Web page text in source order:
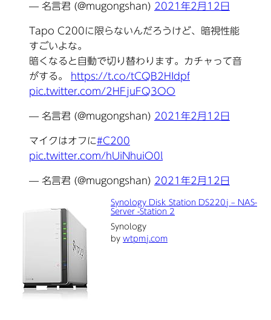
— 名言君 (@mugongshan) 2021年2月12日
Tapo C200に限らないんだろうけど、暗視性能
すごいよな。
暗くなると自動で切り替わります。カチャって音
がする。
https://t.co/tCQB2HIdpf
pic.twitter.com/2HFjuFQ3OO
— 名言君 (@mugongshan) 2021年2月12日
マイクはオフに#C200
pic.twitter.com/hUiNhuiO0l
— 名言君 (@mugongshan) 2021年2月12日
Synology Disk Station DS220j – NAS-
Server -Station 2
Synology
by wtpmj.com